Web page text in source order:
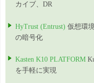
カイブ、DR
HyTrust (Entrust) 仮想環
の暗号化
Kasten K10 PLATFORM
を手軽に実現